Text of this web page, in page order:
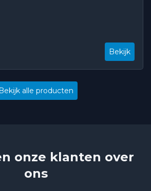
Bekijk
Bekijk alle producten
onze klanten over
ons